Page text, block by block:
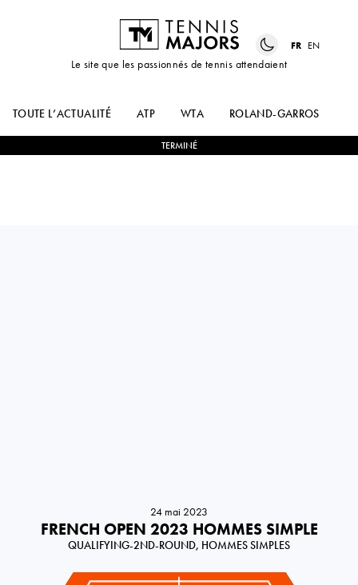
Le site que les passionnés de tennis attendaient
FR EN
TOUTE L’ACTUALITÉ ATP WTA ROLAND-GARROS
TERMINÉ
24 mai 2023
FRENCH OPEN 2023 HOMMES SIMPLE
QUALIFYING-2ND-ROUND, HOMMES SIMPLES